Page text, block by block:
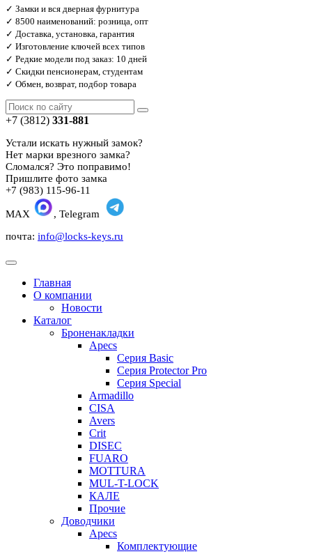
✓ Замки и вся дверная фурнитура
✓ 8500 наименований: розница, опт
✓ Доставка, установка, гарантия
✓ Изготовление ключей всех типов
✓ Редкие модели под заказ: 10 дней
✓ Скидки пенсионерам, студентам
✓ Обмен, возврат, подбор товара
+7 (3812) 331-881
Устали искать нужный замок?
Нет марки врезного замка?
Сломался? Это поправимо!
Пришлите фото замка
+7 (983) 115-96-11
MAX
, Telegram
почта: info@locks-keys.ru
Главная
О компании
Новости
Каталог
Броненакладки
Apecs
Серия Basic
Серия Protector Pro
Серия Special
Armadillo
CISA
Avers
Crit
DISEC
FUARO
MOTTURA
MUL-T-LOCK
КАЛЕ
Прочие
Доводчики
Apecs
Комплектующие